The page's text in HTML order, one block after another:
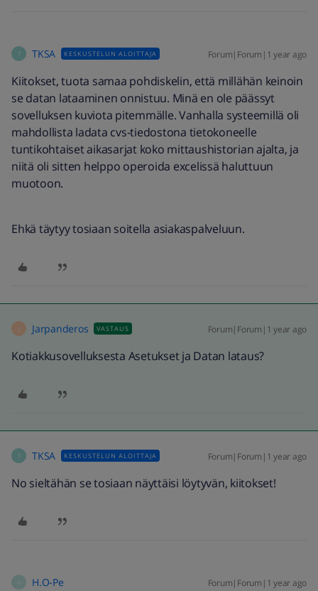
T TKSA KESKUSTELUN ALOITTAJA Forum|Forum|1 year ago
Kiitokset, tuota samaa pohdiskelin, että millähän keinoin
se datan lataaminen onnistuu. Minä en ole päässyt
sovelluksen kuviota pitemmälle. Vanhalla systeemillä oli
mahdollista ladata cvs-tiedostona tietokoneelle
tuntikohtaiset aikasarjat koko mittaushistorian ajalta, ja
niitä oli sitten helppo operoida excelissä haluttuun
muotoon.
Ehkä täytyy tosiaan soitella asiakaspalveluun.
Jarpanderos VASTAUS Forum|Forum|1 year ago
Kotiakkusovelluksesta Asetukset ja Datan lataus?
T TKSA KESKUSTELUN ALOITTAJA Forum|Forum|1 year ago
No sieltähän se tosiaan näyttäisi löytyvän, kiitokset!
H.O-Pe Forum|Forum|1 year ago